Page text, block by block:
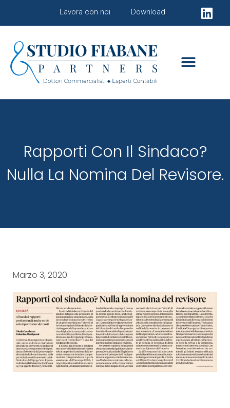
Lavora con noi Download
Rapporti Con Il Sindaco?
Nulla La Nomina Del Revisore.
Marzo 3, 2020